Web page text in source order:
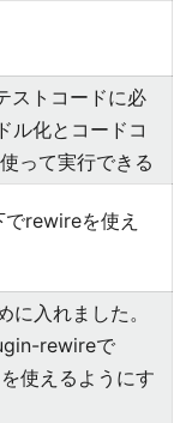
ストコードに必
ル化とコードコ
って実行できる
rewireを使え
入れました。
rewireで
使えるようにす